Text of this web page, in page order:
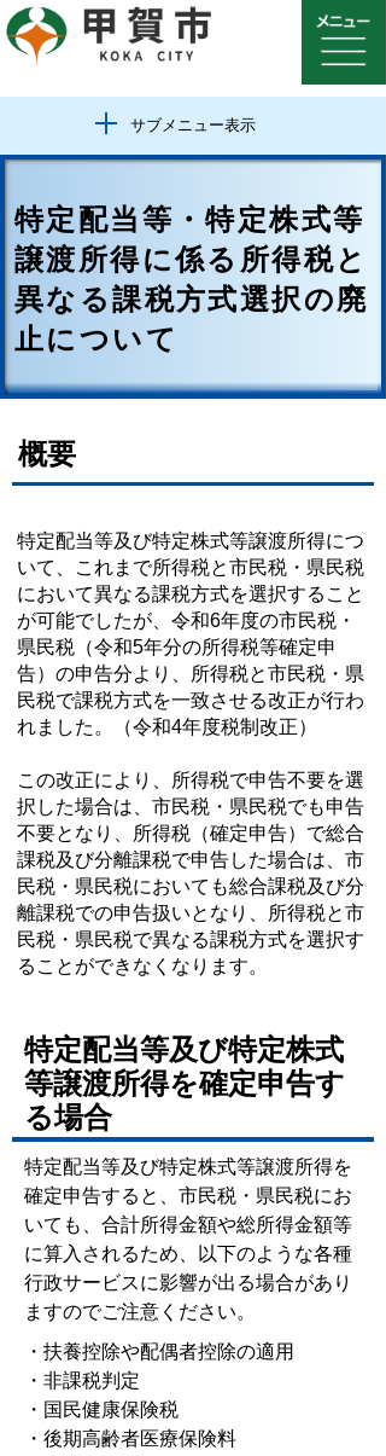
サブメニュー表示
特定配当等・特定株式等
譲渡所得に係る所得税と
異なる課税方式選択の廃
止について
概要
特定配当等及び特定株式等譲渡所得につ
いて、これまで所得税と市民税・県民税
において異なる課税方式を選択すること
が可能でしたが、令和6年度の市民税・
県民税（令和5年分の所得税等確定申
告）の申告分より、所得税と市民税・県
民税で課税方式を一致させる改正が行わ
れました。（令和4年度税制改正）
この改正により、所得税で申告不要を選
択した場合は、市民税・県民税でも申告
不要となり、所得税（確定申告）で総合
課税及び分離課税で申告した場合は、市
民税・県民税においても総合課税及び分
離課税での申告扱いとなり、所得税と市
民税・県民税で異なる課税方式を選択す
ることができなくなります。
特定配当等及び特定株式
等譲渡所得を確定申告す
る場合
特定配当等及び特定株式等譲渡所得を
確定申告すると、市民税・県民税にお
いても、合計所得金額や総所得金額等
に算入されるため、以下のような各種
行政サービスに影響が出る場合があり
ますのでご注意ください。
・扶養控除や配偶者控除の適用
・非課税判定
・国民健康保険税
・後期高齢者医療保険料